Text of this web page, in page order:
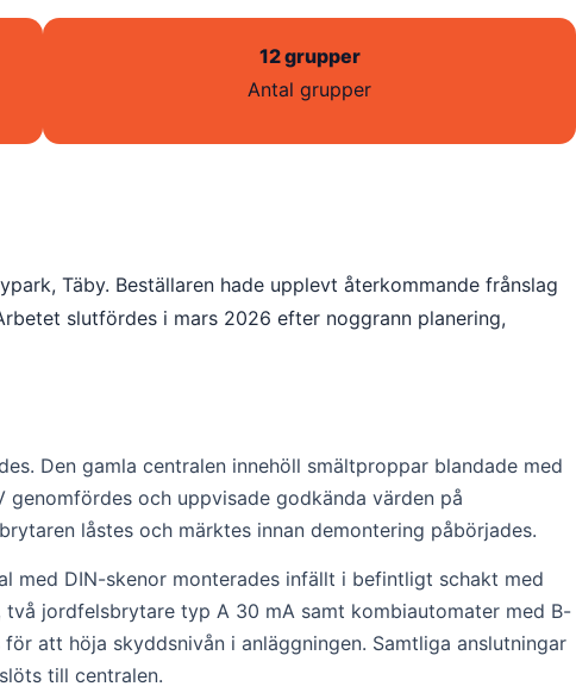
12 grupper
Antal grupper
Täby. Beställaren hade upplevt återkommande frånslag
slutfördes i mars 2026 efter noggrann planering,
Den gamla centralen innehöll smältproppar blandade med
och uppvisade godkända värden på
låstes och märktes innan demontering påbörjades.
med DIN-skenor monterades infällt i befintligt schakt med
jordfelsbrytare typ A 30 mA samt kombiautomater med B-
att höja skyddsnivån i anläggningen. Samtliga anslutningar
till centralen.